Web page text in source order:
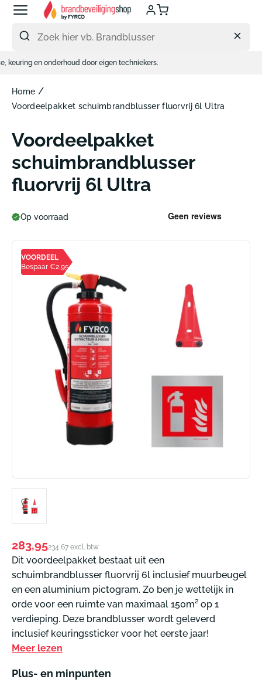
Meteen
naar
content
en onderhoud door eigen techniekers.
Home /
Voordeelpakket schuimbrandblusser fluorvrij 6l Ultra
Voordeelpakket
schuimbrandblusser
fluorvrij 6l Ultra
Op voorraad
VOORDEEL
Bespaar €2,95
Normale
prijs
283,95234,67 excl. btw
Dit voordeelpakket bestaat uit een
schuimbrandblusser fluorvrij 6l inclusief muurbeugel
en een aluminium pictogram. Zo ben je wettelijk in
orde voor een ruimte van maximaal 150m² op 1
verdieping. Deze brandblusser wordt geleverd
inclusief keuringssticker voor het eerste jaar!
Meer lezen
Plus- en minpunten